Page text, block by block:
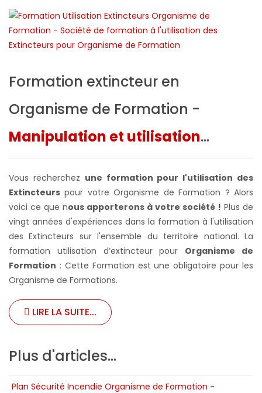
Formation extincteur en
Organisme de Formation -
Manipulation et utilisation...
Vous recherchez une formation pour l'utilisation des
Extincteurs pour votre Organisme de Formation ? Alors
voici ce que nous apporterons à votre société ! Plus de
vingt années d'expériences dans la formation à l'utilisation
des Extincteurs sur l'ensemble du territoire national. La
formation utilisation d’extincteur pour Organisme de
Formation : Cette Formation est une obligatoire pour les
Organisme de Formations.
LIRE LA SUITE...
Plus d'articles...
Plan Sécurité Incendie Organisme de Formation -